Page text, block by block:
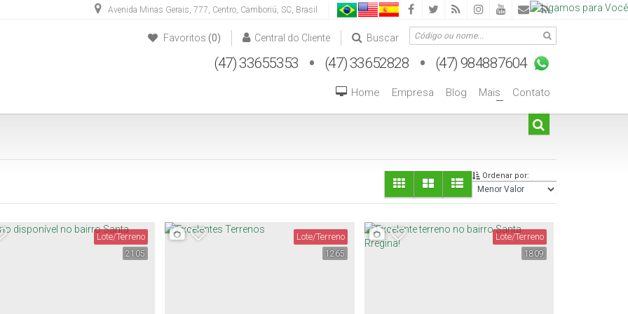
Avenida Minas Gerais, 777, Centro, Camboriú, SC, Brasil
Buscar
Central do Cliente
Favoritos (0)
(47) 33652828 (47) 984887604
Contato
+
Mais
Blog
Empresa
Home
Ordenar por:
2105
Lote/Terreno
1265
Lote/Terreno
1809
Lote/Terreno